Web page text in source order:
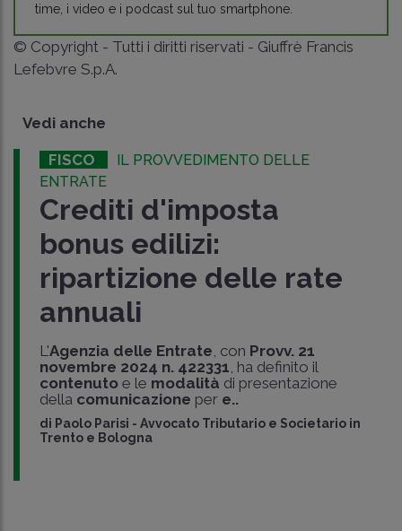
time, i video e i podcast sul tuo smartphone.
© Copyright - Tutti i diritti riservati - Giuffrè Francis
Lefebvre S.p.A.
Vedi anche
FISCO
IL PROVVEDIMENTO DELLE
ENTRATE
Crediti d'imposta
bonus edilizi:
ripartizione delle rate
annuali
L'Agenzia delle Entrate, con Provv. 21
novembre 2024 n. 422331, ha definito il
contenutoe le modalità di presentazione
della comunicazione per e..
di Paolo Parisi - Avvocato Tributario e Societario in
Trento e Bologna